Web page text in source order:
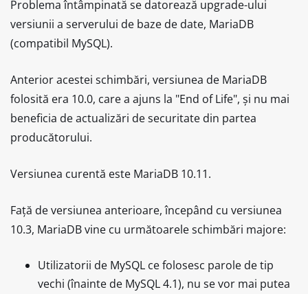
Problema întâmpinată se datorează upgrade-ului
versiunii a serverului de baze de date, MariaDB
(compatibil MySQL).
Anterior acestei schimbări, versiunea de MariaDB
folosită era 10.0, care a ajuns la "End of Life", și nu mai
beneficia de actualizări de securitate din partea
producătorului.
Versiunea curentă este MariaDB 10.11.
Față de versiunea anterioare, începând cu versiunea
10.3, MariaDB vine cu următoarele schimbări majore:
Utilizatorii de MySQL ce folosesc parole de tip
vechi (înainte de MySQL 4.1), nu se vor mai putea